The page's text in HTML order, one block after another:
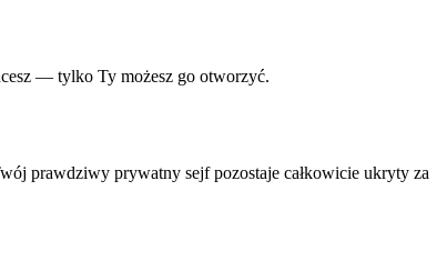
— tylko Ty możesz go otworzyć.
prawdziwy prywatny sejf pozostaje całkowicie ukryty za